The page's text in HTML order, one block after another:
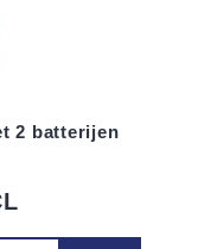
2 batterijen